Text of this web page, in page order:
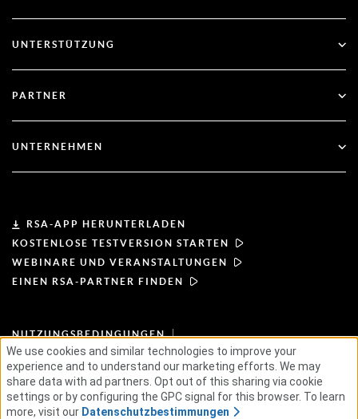
Multi-Faktor-Authentifizierung
Finanzdienstleistungen
Blog
Dokumentation
UNTERSTÜTZUNG
Kundenbetreuung
PARTNER
Partner werden
UNTERNEHMEN
Leiterschaft
Nachrichten & Presse
Karriere
RSA-APP HERUNTERLADEN
KOSTENLOSE TESTVERSION STARTEN
WEBINARE UND VERANSTALTUNGEN
EINEN RSA-PARTNER FINDEN
NUTZUNGSBEDINGUNGEN
DATENSCHUTZBESTIMMUNGEN
STANDARD-VEREINBARUNGEN
GRUNDSÄTZE FÜR LIEFERANTEN
ETHISCHE LIEFERKETTE
ESG
We use cookies and similar technologies to improve your
experience and to understand our marketing efforts. We may
share data with ad partners. Opt out of this sharing via cookie
settings or by configuring the GPC signal for this browser. To learn
more, visit our Datenschutzbestimmungen